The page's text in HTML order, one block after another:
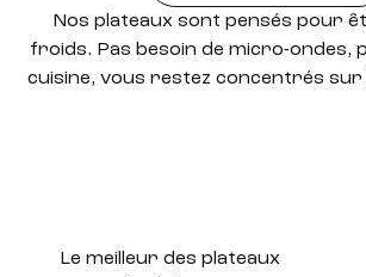
Nos plateaux sont pensés pour
froids. Pas besoin de micro-ondes,
cuisine, vous restez concentrés
Le meilleur des plateaux